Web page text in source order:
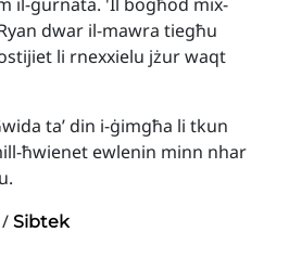
dwar il-mawra tiegħu
li rnexxielu jżur waqt
ta’ din i-ġimgħa li tkun
ħwienet ewlenin minn nhar
Sibtek